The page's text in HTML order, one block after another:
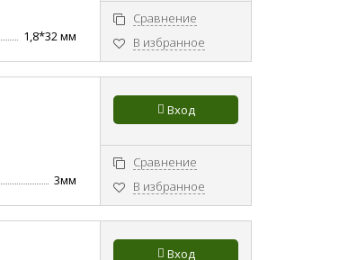
1,8*32 мм
Сравнение
В избранное
3мм
Вход
Сравнение
В избранное
Вход